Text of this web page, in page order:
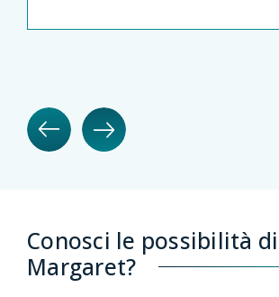
Conosci le possibilità di
Margaret?